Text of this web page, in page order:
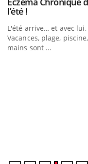
l’été !Youtube
L'été arrive… et avec
Vacances, plage,
mains sont ...